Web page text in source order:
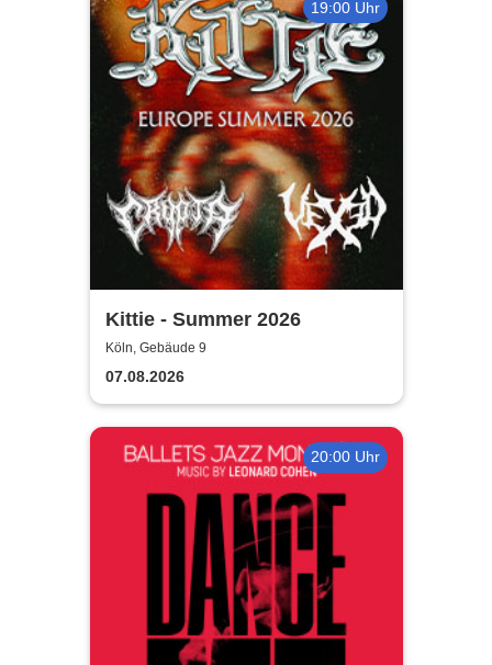
19:00 Uhr
Kittie - Summer 2026
Köln, Gebäude 9
07.08.2026
20:00 Uhr